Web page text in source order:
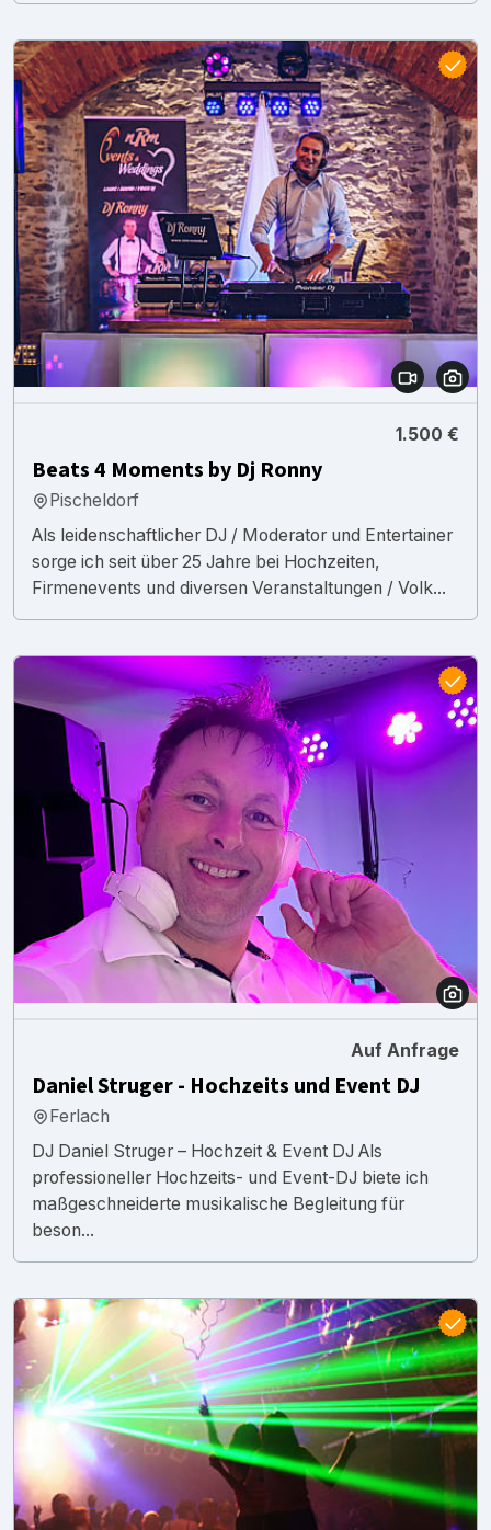
1.500 €
Beats 4 Moments by Dj Ronny
Pischeldorf
Als leidenschaftlicher DJ / Moderator und Entertainer
sorge ich seit über 25 Jahre bei Hochzeiten,
Firmenevents und diversen Veranstaltungen / Volk...
Auf Anfrage
Daniel Struger - Hochzeits und Event DJ
Ferlach
DJ Daniel Struger – Hochzeit & Event DJ Als
professioneller Hochzeits- und Event-DJ biete ich
maßgeschneiderte musikalische Begleitung für
beson...